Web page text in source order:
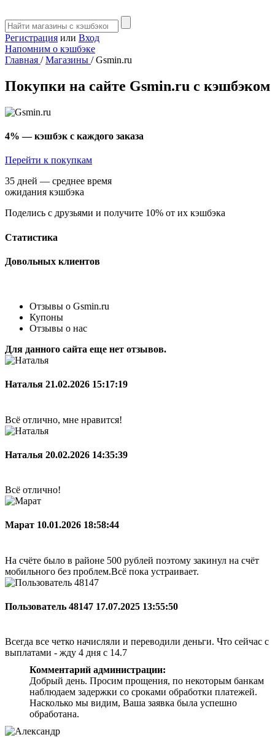
Регистрация или Вход
Напомним о кэшбэке
Главная / Магазины / Gsmin.ru
Покупки на сайте Gsmin.ru с кэшбэком
4% — кэшбэк с каждого заказа
Перейти к покупкам
35 дней — среднее время
ожидания кэшбэка
Поделись с друзьями и получите 10% от их кэшбэка
Статистика
Довольных клиентов
Отзывы о Gsmin.ru
Купоны
Отзывы о нас
Для данного сайта еще нет отзывов.
Наталья 21.02.2026 15:17:19
Всё отлично, мне нравится!
Наталья 20.02.2026 14:35:39
Всё отлично!
Марат 10.01.2026 18:58:44
На счёте было в районе 500 рублей поэтому закинул на счёт
мобильного без проблем.Всё пока устраивает.
Пользователь 48147 17.07.2025 13:55:50
Всегда все четко начисляли и переводили деньги. Что сейчас с
выплатами - жду 4 дня с 14.7
Комментарий администрации:
Добрый день. Просим прощения, по некоторым банкам
наблюдаем задержки со сроками обработки платежей.
Насколько мы видим, Ваша заявка была успешно
обработана.